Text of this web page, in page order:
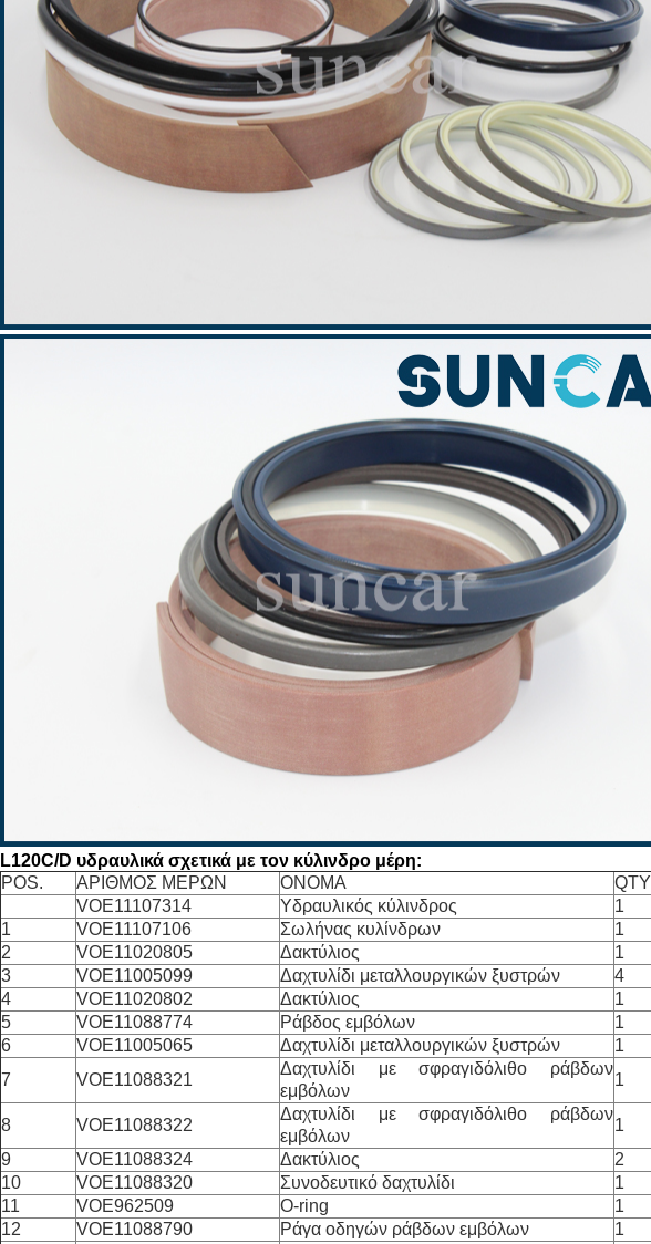
L120C/D υδραυλικά σχετικά με τον κύλινδρο μέρη:
POS.
ΑΡΙΘΜΟΣ ΜΕΡΩΝ ΟΝΟΜΑ
QTY
VOE11107314
Υδραυλικός κύλινδρος
1
1
VOE11107106 Σωλήνας κυλίνδρων
1
2
VOE11020805 Δακτύλιος
1
3
VOE11005099 Δαχτυλίδι μεταλλουργικών ξυστρών
4
4
VOE11020802 Δακτύλιος
1
5
VOE11088774 Ράβδος εμβόλων
1
6
VOE11005065 Δαχτυλίδι μεταλλουργικών ξυστρών
1
7
VOE11088321
Δαχτυλίδι με σφραγιδόλιθο ράβδων
εμβόλων
1
8 VOE11088322
Δαχτυλίδι με σφραγιδόλιθο ράβδων
εμβόλων
1
9
VOE11088324 Δακτύλιος
2
10
VOE11088320 Συνοδευτικό δαχτυλίδι
1
11
VOE962509 O-ring
1
12
VOE11088790 Ράγα οδηγών ράβδων εμβόλων
1